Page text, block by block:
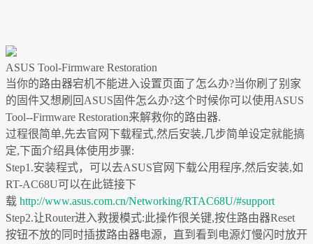
ASUS Tool-Firmware Restoration
当你的路由器宕机不能进入设置页面了怎么办?当你刷了别家
的固件又想刷回ASUS固件怎么办?这个时候你可以使用ASUS
Tool--Firmware Restoration来解救你的路由器.
过程很简单,先去官网下载程式,然后安装,几步简单设定就能搞
定,下面介绍具体使用步骤:
Step1.安装程式，可以去ASUS官网下载公用程序,然后安装,如
RT-AC68U可以在此链接下
载 http://www.asus.com.cn/Networking/RTAC68U/#support
Step2.让Router进入救援模式:此操作很关键,按住路由器Reset
按钮不放的同时插拔路由器电源，直到看到电源灯慢闪时放开